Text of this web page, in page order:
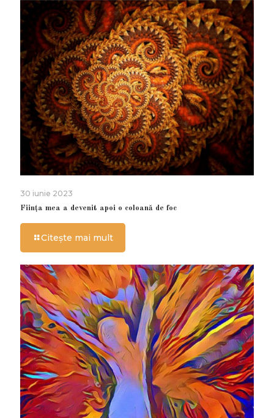
30 iunie 2023
Ființa mea a devenit apoi o coloană de foc
Citește mai mult